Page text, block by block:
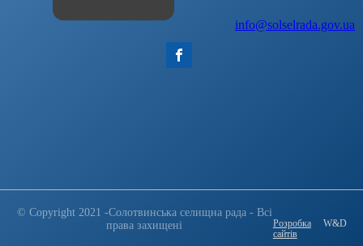
info@solselrada.gov.ua
© Copyright 2021 -Солотвинська селищна рада - Всі
права захищені
Розробка
сайтів
W&D